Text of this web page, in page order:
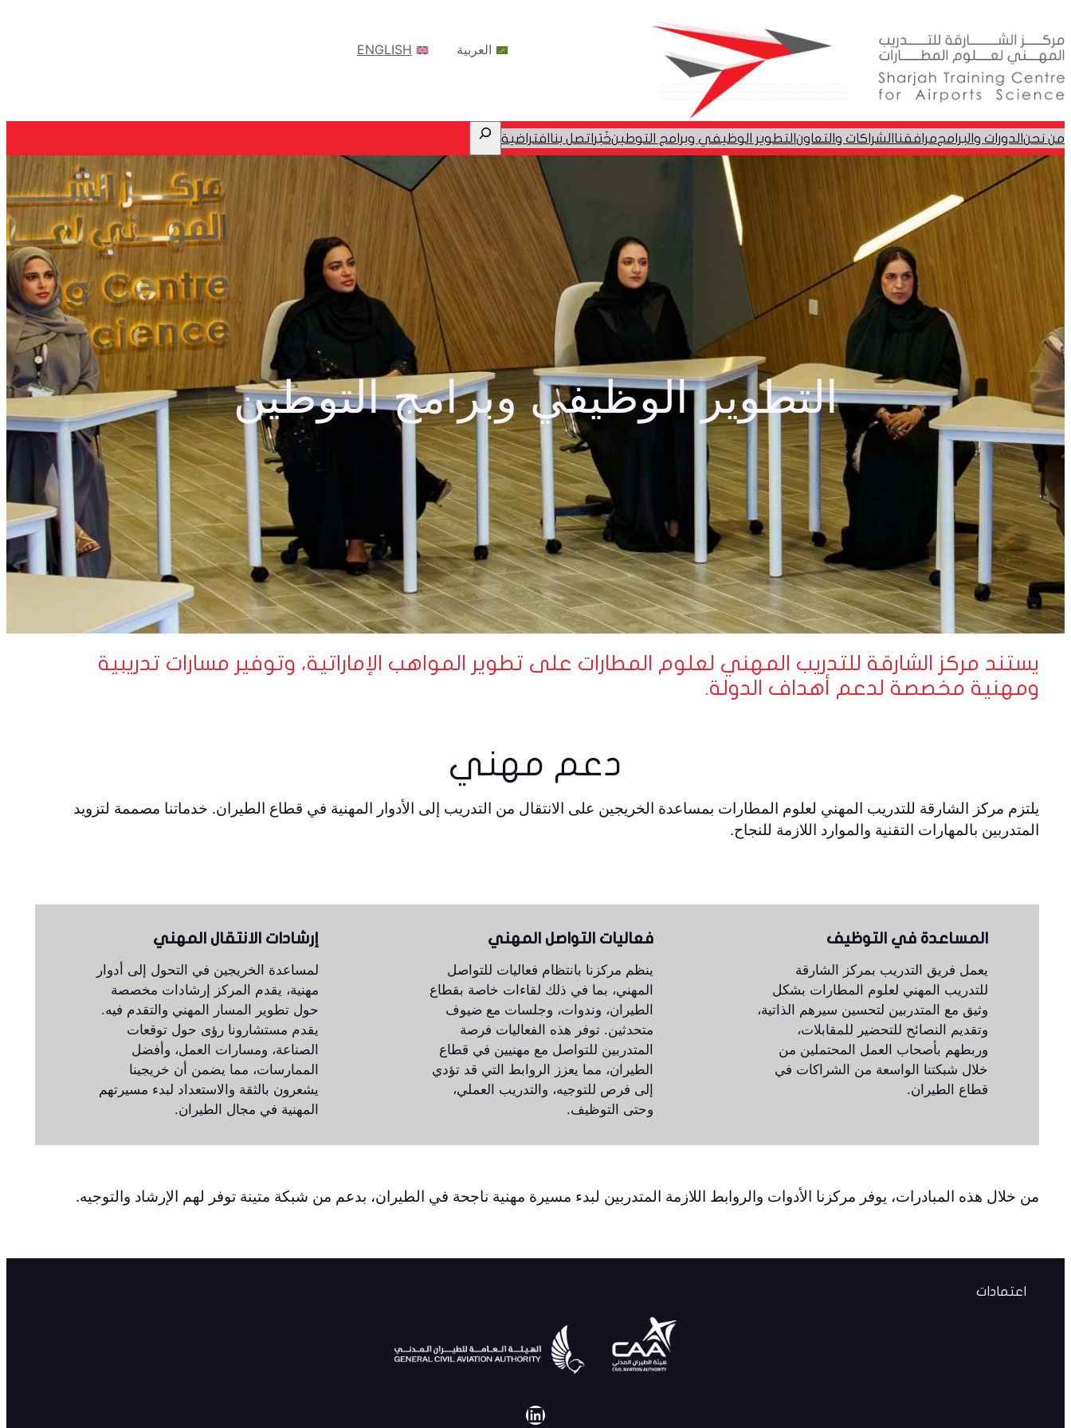
إلى
المحتوى
العربية ENGLISH
من نحن الدورات والبرامجمرافقنا الشراكات والتعاون التطوير الوظيفي وبرامج التوطينﺧَﺒَﺮ اتصل بنا افتراضية
Search
التطوير الوظيفي وبرامج التوطين
يستند مركز الشارقة للتدريب المهني لعلوم المطارات على تطوير المواهب الإماراتية، وتوفير مسارات تدريبية
ومهنية مخصصة لدعم أهداف الدولة.
دعم مهني
يلتزم مركز الشارقة للتدريب المهني لعلوم المطارات بمساعدة الخريجين على الانتقال من التدريب إلى الأدوار المهنية في قطاع الطيران. خدماتنا مصممة لتزويد
المتدربين بالمهارات التقنية والموارد اللازمة للنجاح.
المساعدة في التوظيف
يعمل فريق التدريب بمركز الشارقة
للتدريب المهني لعلوم المطارات بشكل
وثيق مع المتدربين لتحسين سيرهم الذاتية،
وتقديم النصائح للتحضير للمقابلات،
وربطهم بأصحاب العمل المحتملين من
خلال شبكتنا الواسعة من الشراكات في
قطاع الطيران.
فعاليات التواصل المهني
ينظم مركزنا بانتظام فعاليات للتواصل
المهني، بما في ذلك لقاءات خاصة بقطاع
الطيران، وندوات، وجلسات مع ضيوف
متحدثين. توفر هذه الفعاليات فرصة
المتدربين للتواصل مع مهنيين في قطاع
الطيران، مما يعزز الروابط التي قد تؤدي
إلى فرص للتوجيه، والتدريب العملي،
وحتى التوظيف.
إرشادات الانتقال المهني
لمساعدة الخريجين في التحول إلى أدوار
مهنية، يقدم المركز إرشادات مخصصة
حول تطوير المسار المهني والتقدم فيه.
يقدم مستشارونا رؤى حول توقعات
الصناعة، ومسارات العمل، وأفضل
الممارسات، مما يضمن أن خريجينا
يشعرون بالثقة والاستعداد لبدء مسيرتهم
المهنية في مجال الطيران.
من خلال هذه المبادرات، يوفر مركزنا الأدوات والروابط اللازمة المتدربين لبدء مسيرة مهنية ناجحة في الطيران، بدعم من شبكة متينة توفر لهم الإرشاد والتوجيه.
اعتمادات
لينكد إن